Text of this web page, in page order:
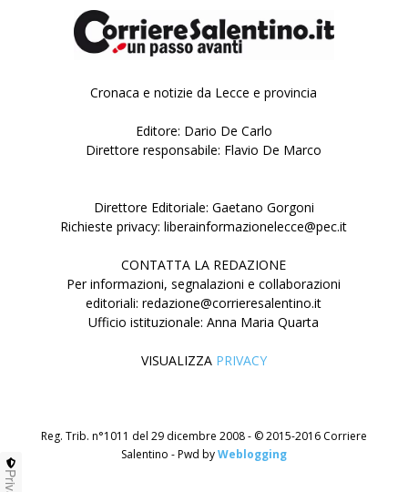
Cronaca e notizie da Lecce e provincia
Editore: Dario De Carlo
Direttore responsabile: Flavio De Marco
Direttore Editoriale: Gaetano Gorgoni
Richieste privacy: liberainformazionelecce@pec.it
CONTATTA LA REDAZIONE
Per informazioni, segnalazioni e collaborazioni
editoriali: redazione@corrieresalentino.it
Ufficio istituzionale: Anna Maria Quarta
VISUALIZZA PRIVACY
Reg. Trib. n°1011 del 29 dicembre 2008 - © 2015-2016 Corriere
Salentino - Pwd byWeblogging